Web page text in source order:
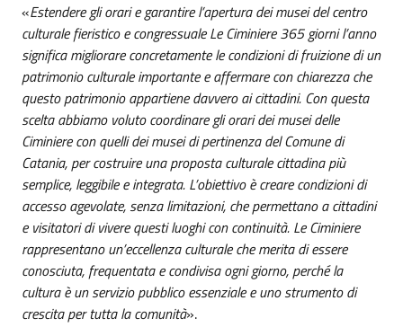
«Estendere gli orari e garantire l’apertura dei musei del centro
culturale fieristico e congressuale Le Ciminiere 365 giorni l’anno
significa migliorare concretamente le condizioni di fruizione di un
patrimonio culturale importante e affermare con chiarezza che
questo patrimonio appartiene davvero ai cittadini. Con questa
scelta abbiamo voluto coordinare gli orari dei musei delle
Ciminiere con quelli dei musei di pertinenza del Comune di
Catania, per costruire una proposta culturale cittadina più
semplice, leggibile e integrata. L’obiettivo è creare condizioni di
accesso agevolate, senza limitazioni, che permettano a cittadini
e visitatori di vivere questi luoghi con continuità. Le Ciminiere
rappresentano un’eccellenza culturale che merita di essere
conosciuta, frequentata e condivisa ogni giorno, perché la
cultura è un servizio pubblico essenziale e uno strumento di
crescita per tutta la comunità».